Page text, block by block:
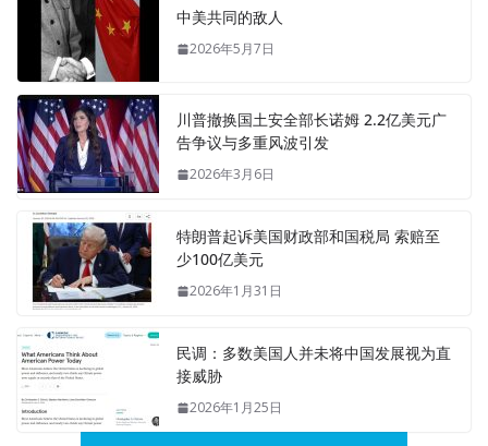
中美共同的敌人
2026年5月7日
川普撤换国土安全部长诺姆 2.2亿美元广
告争议与多重风波引发
2026年3月6日
特朗普起诉美国财政部和国税局 索赔至
少100亿美元
2026年1月31日
民调：多数美国人并未将中国发展视为直
接威胁
2026年1月25日